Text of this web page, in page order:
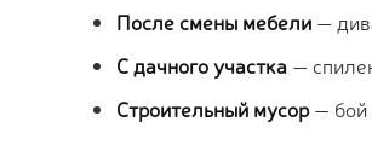
После смены мебели —
С дачного участка —
Строительный мусор— бой